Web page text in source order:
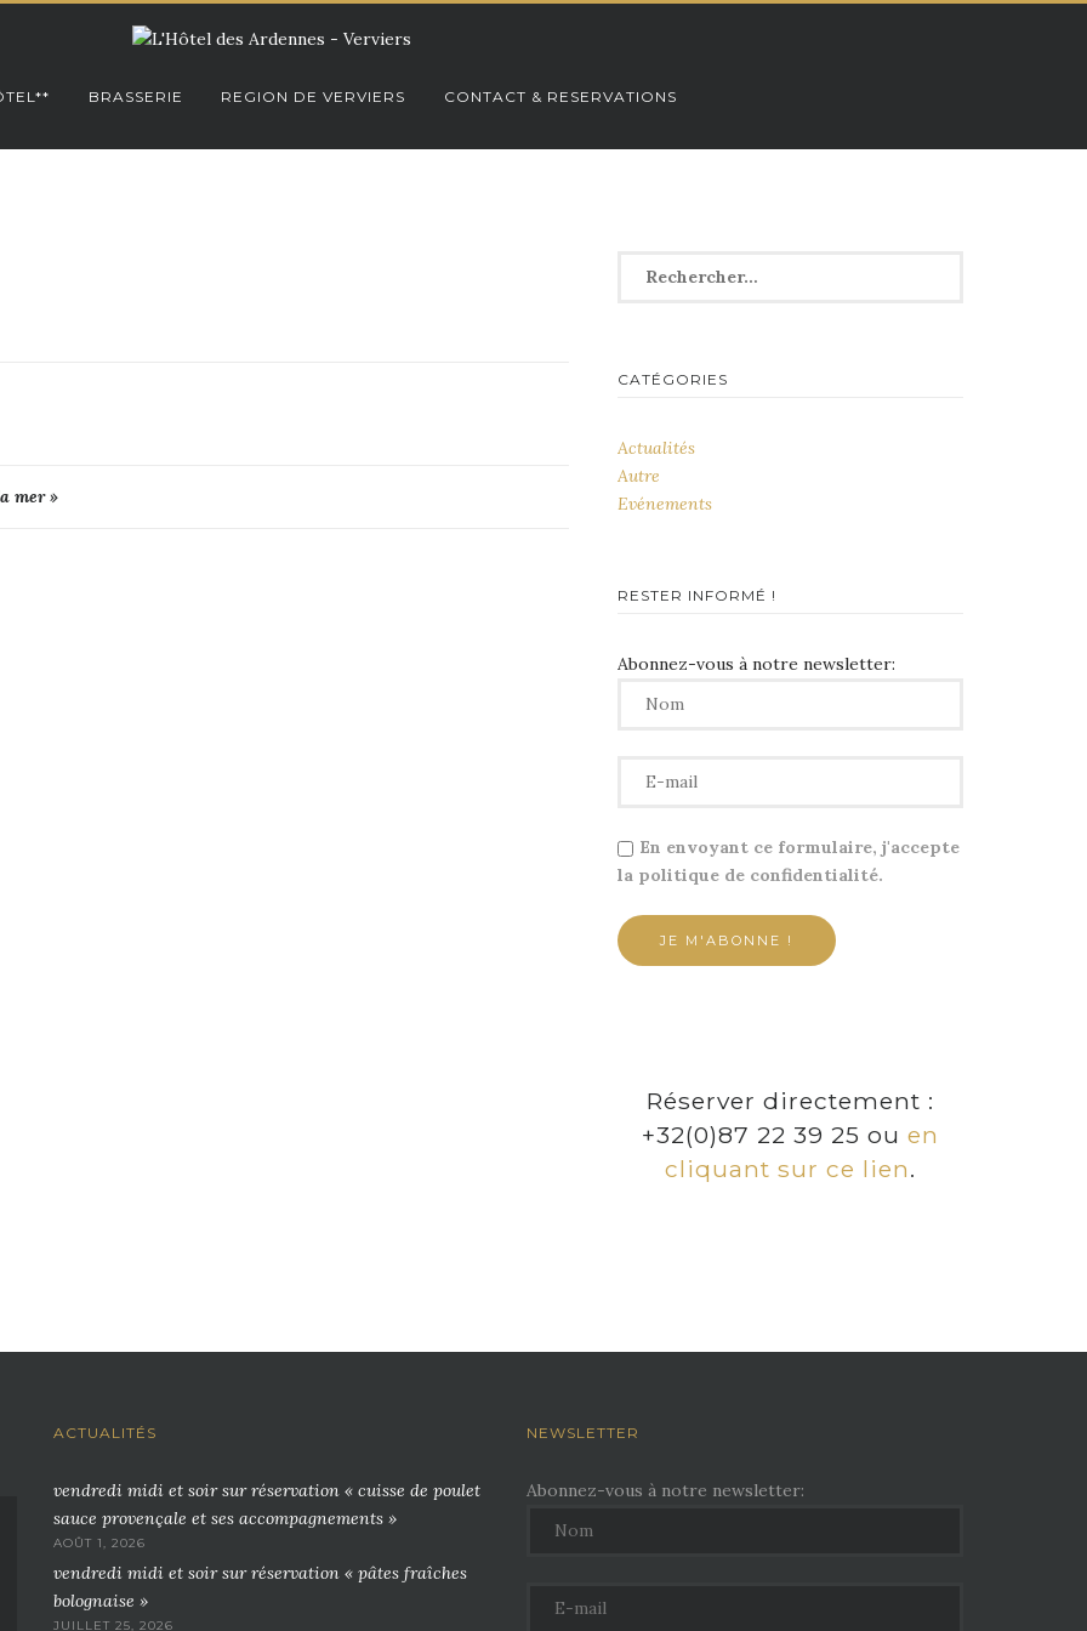
BRASSERIE REGION DE VERVIERS CONTACT & RESERVATIONS
mer »
CATÉGORIES
Actualités
Autre
Evénements
RESTER INFORMÉ !
Abonnez-vous à notre newsletter:
En envoyant ce formulaire, j'accepte
la politique de confidentialité.
Réserver directement :
+32(0)87 22 39 25 ou en
cliquant sur ce lien.
ACTUALITÉS
vendredi midi et soir sur réservation « cuisse de poulet
sauce provençale et ses accompagnements »
AOÛT 1, 2026
vendredi midi et soir sur réservation « pâtes fraîches
bolognaise »
JUILLET 25, 2026
NEWSLETTER
Abonnez-vous à notre newsletter: